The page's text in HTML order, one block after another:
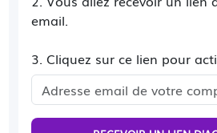
email.
3. Cliquez sur ce lien pour